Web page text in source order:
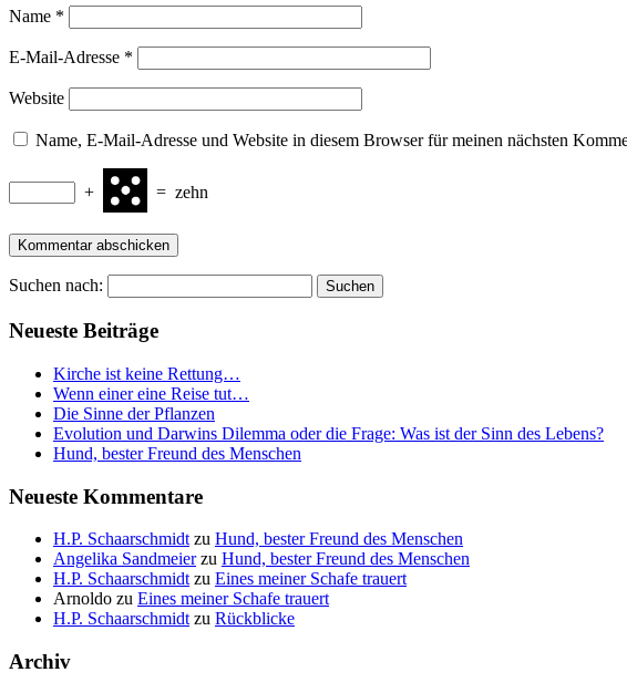
Name *
E-Mail-Adresse *
Website
Name, E-Mail-Adresse und Website in diesem Browser für meinen nächsten
+ = zehn
Suchen nach:
Neueste Beiträge
Kirche ist keine Rettung…
Wenn einer eine Reise tut…
Die Sinne der Pflanzen
Evolution und Darwins Dilemma oder die Frage: Was ist der Sinn des Lebens?
Hund, bester Freund des Menschen
Neueste Kommentare
H.P. Schaarschmidt zu Hund, bester Freund des Menschen
Angelika Sandmeierzu Hund, bester Freund des Menschen
H.P. Schaarschmidt zu Eines meiner Schafe trauert
Arnoldo zu Eines meiner Schafe trauert
H.P. Schaarschmidt zu Rückblicke
Archiv